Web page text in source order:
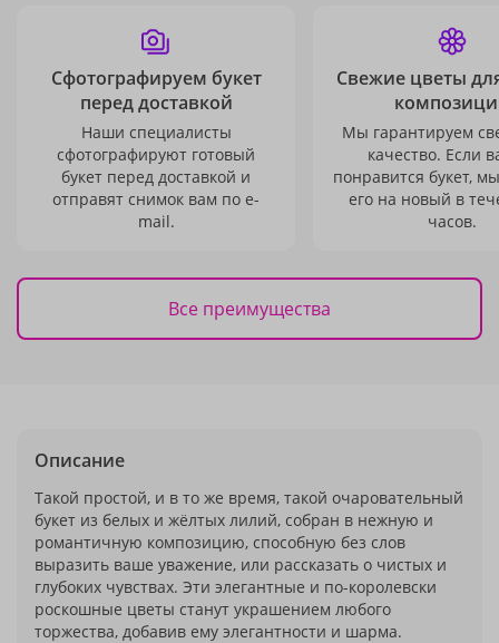
Сфотографируем букет
перед доставкой
Наши специалисты
сфотографируют готовый
букет перед доставкой и
отправят снимок вам по e-
mail.
Свежие цветы
Мы гарантируем
качество. Если
понравится букет,
его на новый в
часов.
Все преимущества
Описание
Такой простой, и в то же время, такой очаровательный
букет из белых и жёлтых лилий, собран в нежную и
романтичную композицию, способную без слов
выразить ваше уважение, или рассказать о чистых и
глубоких чувствах. Эти элегантные и по-королевски
роскошные цветы станут украшением любого
торжества, добавив ему элегантности и шарма.